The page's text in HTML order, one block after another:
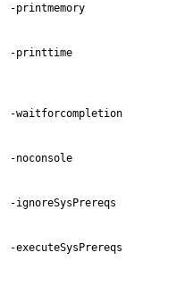
-printmemory
-printtime
-waitforcompletion
-noconsole
-ignoreSysPrereqs
-executeSysPrereqs